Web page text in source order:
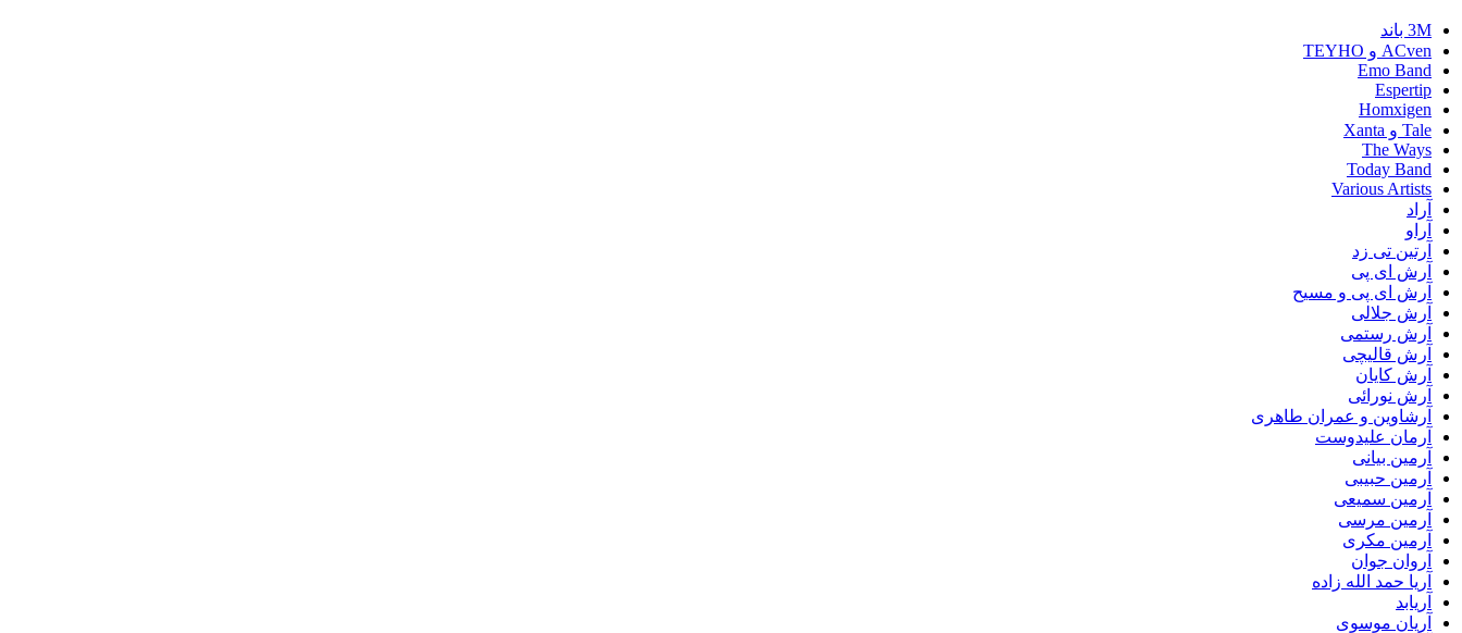
3M باند
ACven و TEYHO
Emo Band
Espertip
Homxigen
Tale و Xanta
The Ways
Today Band
Various Artists
آراد
آراو
آرتین تی زد
آرش ای پی
آرش ای پی و مسیح
آرش جلالی
آرش رستمی
آرش قالیچی
آرش کایان
آرش نورائی
آرشاوین و عمران طاهری
آرمان علیدوست
آرمین بیانی
آرمین حبیبی
آرمین سمیعی
آرمین مرسی
آرمین مکری
آروان جوان
آریا حمد الله زاده
آریابد
آریان موسوی